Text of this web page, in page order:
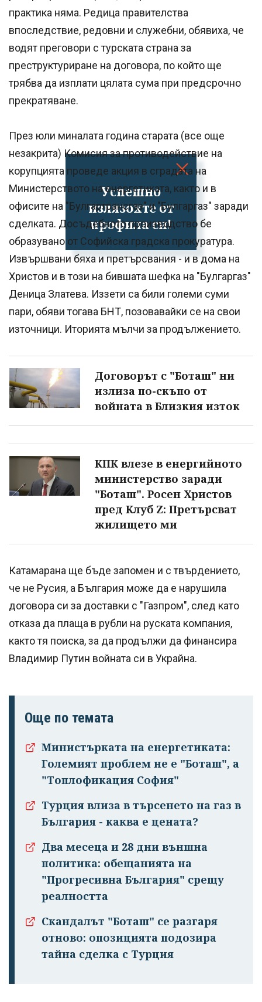
Успешно
излязохте от
профила си!
практика няма. Редица правителства
впоследствие, редовни и служебни, обявиха, че
водят преговори с турската страна за
преструктуриране на договора, по който ще
трябва да изплати цялата сума при предсрочно
прекратяване.
През юли миналата година старата (все още
незакрита) Комисия за противодействие на
корупцията проведе акция в сградата на
Министерството на енергетиката, както и в
офисите на "Булгартрансгаз" и "Булгаргаз" заради
сделката. Досъдебното производство бе
образувано от Софийска градска прокуратура.
Извършвани бяха и претърсвания - и в дома на
Христов и в този на бившата шефка на "Булгаргаз"
Деница Златева. Иззети са били големи суми
пари, обяви тогава БНТ, позовавайки се на свои
източници. Иторията мълчи за продължението.
Договорът с "Боташ" ни
излиза по-скъпо от
войната в Близкия изток
КПК влезе в енергийното
министерство заради
"Боташ". Росен Христов
пред Клуб Z: Претърсват
жилището ми
Катамарана ще бъде запомен и с твърдението,
че не Русия, а България може да е нарушила
договора си за доставки с "Газпром", след като
отказа да плаща в рубли на руската компания,
както тя поиска, за да продължи да финансира
Владимир Путин войната си в Украйна.
Още по темата
Министърката на енергетиката:
Големият проблем не е "Боташ", а
"Топлофикация София"
Турция влиза в търсенето на газ в
България - каква е цената?
Два месеца и 28 дни външна
политика: обещанията на
"Прогресивна България" срещу
реалността
Скандалът "Боташ" се разгаря
отново: опозицията подозира
тайна сделка с Турция